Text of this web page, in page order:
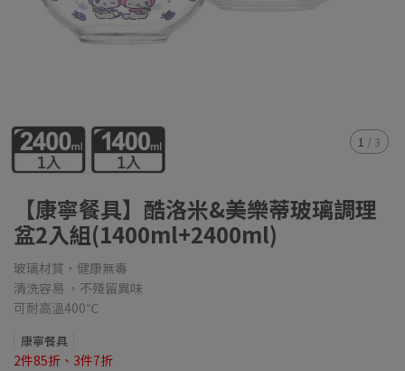
1 / 3
【康寧餐具】酷洛米&美樂蒂玻璃調理
盆2入組(1400ml+2400ml)
玻璃材質，健康無毒
清洗容易 ，不殘留異味
可耐高溫400℃
康寧餐具
2件85折、3件7折